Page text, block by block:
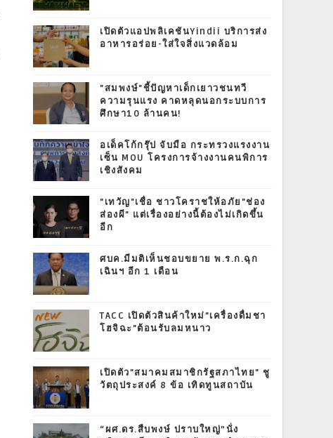
เปิดตัวแอปพลิเคชันYindii บริการส่ง
อาหารอร่อย-ใส่ใจสิ่งแวดล้อม
"สมพงษ์"ชี้ปัญหาเด็กเยาวชนทวี
ความรุนแรง คาดหลุดนอกระบบการ
ศึกษา10 ล้านคน!
อเด็คโก้กรุ๊ป จับมือ กระทรวงแรงงาน
เซ็น MOU โครงการจ้างงานคนพิการ
เชิงสังคม
"เทวัญ"เชื่อ ชาวโคราชให้อภัย"ช่อง
ส่องผี" แต่เรื่องอย่างนี้ต้องไม่เกิดขึ้น
อีก
ศบค.มีมติเห็นชอบขยาย พ.ร.ก.ฉุก
เฉินฯ อีก 1 เดือน
TACC เปิดตัวสินค้าใหม่"เครื่องดื่มชา
โฮจิฉะ"ต้อนรับลมหนาว
เปิดตัว"สมาคมสมาชิกรัฐสภาไทย" ชู
วัตถุประสงค์ 8 ข้อ เทิดทูนสถาบัน
“ผศ.ดร.สืบพงษ์ ปราบใหญ่”นั่ง